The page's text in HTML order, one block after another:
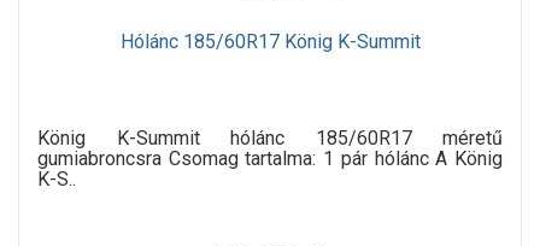
Hólánc 185/60R17 König K-Summit
König K-Summit hólánc 185/60R17 méretű
gumiabroncsra Csomag tartalma: 1 pár hólánc A König
K-S..